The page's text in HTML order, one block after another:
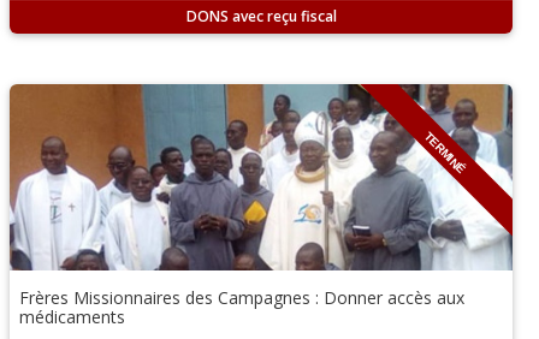
DONS
TERMINÉ
Frères Missionnaires des Campagnes : Donner accès aux
médicaments